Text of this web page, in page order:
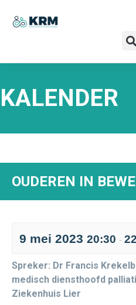
KALENDER
OUDEREN IN
9 mei 2023 20:30 -
Spreker: Dr Francis
medisch diensthoofd
Ziekenhuis Lier